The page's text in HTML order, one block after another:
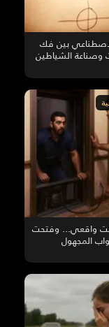
بين فك
وصناعة الشياطين
واقعي... وفتحت
المجهول